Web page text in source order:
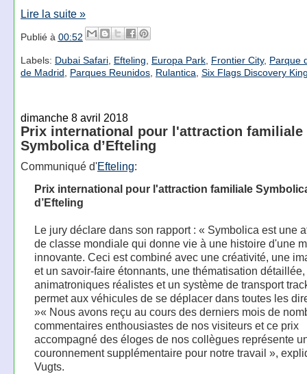
Lire la suite »
Publié à 00:52
Labels: Dubai Safari, Efteling Europa Park, Frontier City, Parque
de Madrid
Parques Reunidos, Rulantica Six Flags Discovery
dimanche 8 avril 2018
Prix international pour l'attraction familiale
Symbolica d’Efteling
Communiqué d'Efteling:
Prix international pour l'attraction familiale
d’Efteling
Le jury déclare dans son rapport : « Symbolica est une
de classe mondiale qui donne vie à une histoire d'une
innovante. Ceci est combiné avec une créativité, une
et un savoir-faire étonnants, une thématisation
animatroniques réalistes et un système de transport
permet aux véhicules de se déplacer dans toutes les
»« Nous avons reçu au cours des derniers mois de
commentaires enthousiastes de nos visiteurs et ce prix
accompagné des éloges de nos collègues représente
couronnement supplémentaire pour notre travail »,
Vugts.